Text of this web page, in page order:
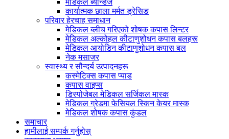
मेडिकल ब्यान्डेज
कार्यात्मक छाला मर्मत ड्रेसिङ
परिवार हेरचाह समाधान
मेडिकल ब्लीच गरिएको शोषक कपास लिन्टर
मेडिकल अल्कोहल कीटाणुशोधन कपास बलहरू
मेडिकल आयोडिन कीटाणुशोधन कपास बल
नेक मसाजर
स्वास्थ्य र सौन्दर्य उत्पादनहरू
कस्मेटिक्स कपास प्याड
कपास वाइप्स
डिस्पोजेबल मेडिकल सर्जिकल मास्क
मेडिकल ग्रेडमा फेसियल स्किन केयर मास्क
मेडिकल शोषक कपास कुंडल
समाचार
हामीलाई सम्पर्क गर्नुहोस्